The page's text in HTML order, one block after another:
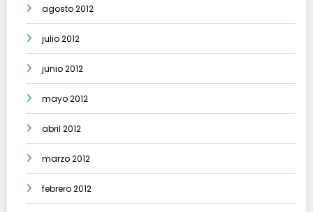
agosto 2012
julio 2012
junio 2012
mayo 2012
abril 2012
marzo 2012
febrero 2012